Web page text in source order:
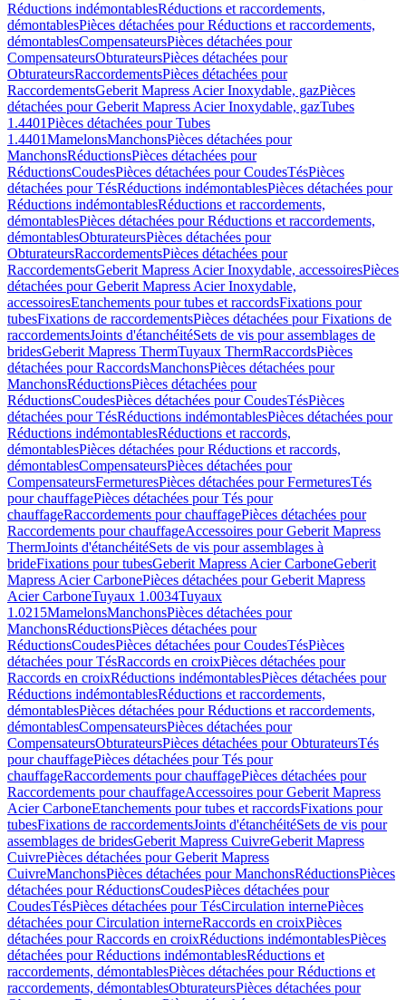
Réductions indémontablesRéductions et raccordements,
démontablesPièces détachées pour Réductions et raccordements,
démontablesCompensateursPièces détachées pour
CompensateursObturateursPièces détachées pour
ObturateursRaccordementsPièces détachées pour
RaccordementsGeberit Mapress Acier Inoxydable, gazPièces
détachées pour Geberit Mapress Acier Inoxydable, gazTubes
1.4401Pièces détachées pour Tubes
1.4401MamelonsManchonsPièces détachées pour
ManchonsRéductionsPièces détachées pour
RéductionsCoudesPièces détachées pour CoudesTésPièces
détachées pour TésRéductions indémontablesPièces détachées pour
Réductions indémontablesRéductions et raccordements,
démontablesPièces détachées pour Réductions et raccordements,
démontablesObturateursPièces détachées pour
ObturateursRaccordementsPièces détachées pour
RaccordementsGeberit Mapress Acier Inoxydable, accessoiresPièces
détachées pour Geberit Mapress Acier Inoxydable,
accessoiresEtanchements pour tubes et raccordsFixations pour
tubesFixations de raccordementsPièces détachées pour Fixations de
raccordementsJoints d'étanchéitéSets de vis pour assemblages de
bridesGeberit Mapress ThermTuyaux ThermRaccordsPièces
détachées pour RaccordsManchonsPièces détachées pour
ManchonsRéductionsPièces détachées pour
RéductionsCoudesPièces détachées pour CoudesTésPièces
détachées pour TésRéductions indémontablesPièces détachées pour
Réductions indémontablesRéductions et raccords,
démontablesPièces détachées pour Réductions et raccords,
démontablesCompensateursPièces détachées pour
CompensateursFermeturesPièces détachées pour FermeturesTés
pour chauffagePièces détachées pour Tés pour
chauffageRaccordements pour chauffagePièces détachées pour
Raccordements pour chauffageAccessoires pour Geberit Mapress
ThermJoints d'étanchéitéSets de vis pour assemblages à
brideFixations pour tubesGeberit Mapress Acier CarboneGeberit
Mapress Acier CarbonePièces détachées pour Geberit Mapress
Acier CarboneTuyaux 1.0034Tuyaux
1.0215MamelonsManchonsPièces détachées pour
ManchonsRéductionsPièces détachées pour
RéductionsCoudesPièces détachées pour CoudesTésPièces
détachées pour TésRaccords en croixPièces détachées pour
Raccords en croixRéductions indémontablesPièces détachées pour
Réductions indémontablesRéductions et raccordements,
démontablesPièces détachées pour Réductions et raccordements,
démontablesCompensateursPièces détachées pour
CompensateursObturateursPièces détachées pour ObturateursTés
pour chauffagePièces détachées pour Tés pour
chauffageRaccordements pour chauffagePièces détachées pour
Raccordements pour chauffageAccessoires pour Geberit Mapress
Acier CarboneEtanchements pour tubes et raccordsFixations pour
tubesFixations de raccordementsJoints d'étanchéitéSets de vis pour
assemblages de bridesGeberit Mapress CuivreGeberit Mapress
CuivrePièces détachées pour Geberit Mapress
CuivreManchonsPièces détachées pour ManchonsRéductionsPièces
détachées pour RéductionsCoudesPièces détachées pour
CoudesTésPièces détachées pour TésCirculation internePièces
détachées pour Circulation interneRaccords en croixPièces
détachées pour Raccords en croixRéductions indémontablesPièces
détachées pour Réductions indémontablesRéductions et
raccordements, démontablesPièces détachées pour Réductions et
raccordements, démontablesObturateursPièces détachées pour